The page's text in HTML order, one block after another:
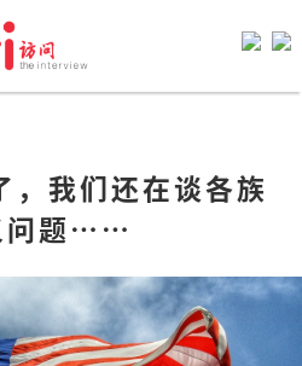
我们还在谈各族
问题⋯⋯